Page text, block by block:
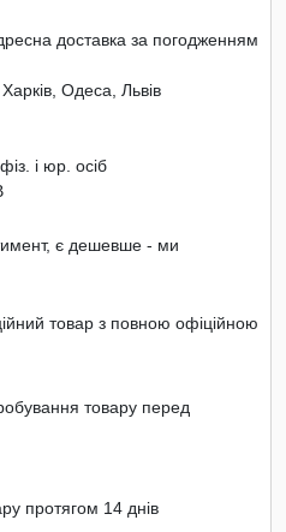
доставка за погодженням
Одеса, Львів
і юр. осіб
є дешевше - ми
товар з повною офіційною
товару перед
протягом 14 днів